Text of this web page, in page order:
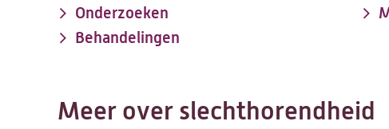
Onderzoeken
Behandelingen
Meer over slechthorendheid